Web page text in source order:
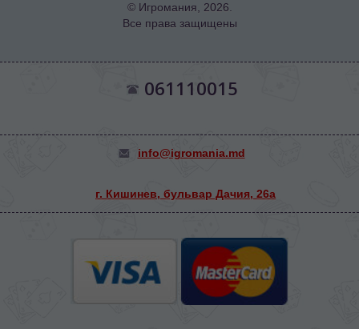
© Игромания, 2026.
Все права защищены
061110015
info@igromania.md
г. Кишинев, бульвар Дачия, 26а